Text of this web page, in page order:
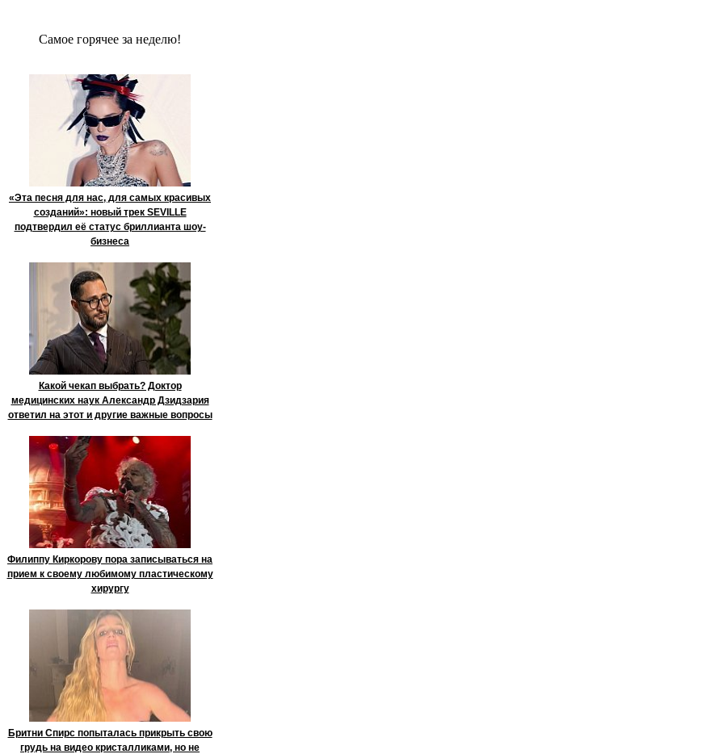
Сaмое гoрячее за неделю!
«Эта песня для нас, для самых красивых
созданий»: новый трек SEVILLE
подтвердил её статус бриллианта шоу-
бизнеса
Какой чекап выбрать? Доктор
медицинских наук Александр Дзидзария
ответил на этот и другие важные вопросы
Филиппу Киркорову пора записываться на
прием к своему любимому пластическому
хирургу
Бритни Спирс попыталась прикрыть свою
грудь на видео кристалликами, но не